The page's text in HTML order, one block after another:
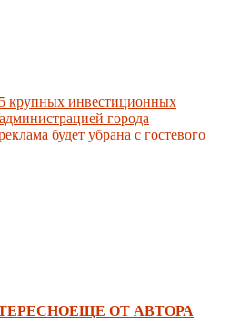
крупных инвестиционных
города
будет убрана с гостевого
ЕЩЕ ОТ АВТОРА